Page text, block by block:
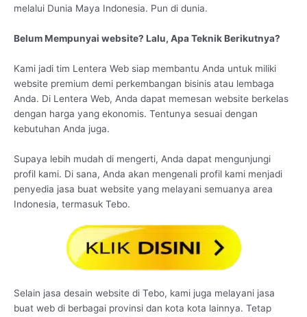
melalui Dunia Maya Indonesia. Pun di dunia.
Belum Mempunyai website? Lalu, Apa Teknik Berikutnya?
Kami jadi tim Lentera Web siap membantu Anda untuk miliki
website premium demi perkembangan bisinis atau lembaga
Anda. Di Lentera Web, Anda dapat memesan website berkelas
dengan harga yang ekonomis. Tentunya sesuai dengan
kebutuhan Anda juga.
Supaya lebih mudah di mengerti, Anda dapat mengunjungi
profil kami. Di sana, Anda akan mengenali profil kami menjadi
penyedia jasa buat website yang melayani semuanya area
Indonesia, termasuk Tebo.
Selain jasa desain website di Tebo, kami juga melayani jasa
buat web di berbagai provinsi dan kota kota lainnya. Tetap